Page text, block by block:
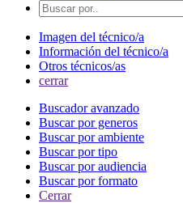
Imagen del técnico/a
Información del técnico/a
Otros técnicos/as
cerrar
Buscador avanzado
Buscar por generos
Buscar por ambiente
Buscar por tipo
Buscar por audiencia
Buscar por formato
Cerrar